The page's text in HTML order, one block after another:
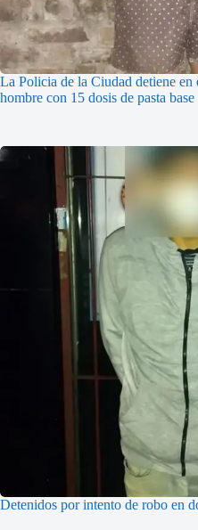
La Policia de la Ciudad detiene en
hombre con 15 dosis de pasta base
Detenidos por intento de robo en